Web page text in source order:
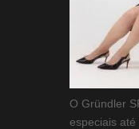
O Gründler
especiais